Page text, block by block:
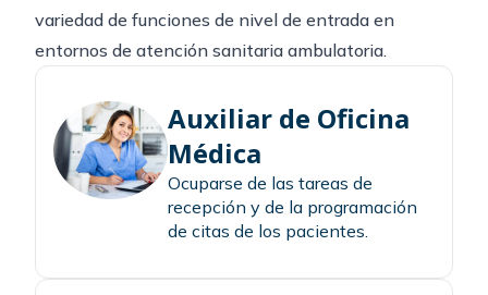
variedad de funciones de nivel de entrada en
entornos de atención sanitaria ambulatoria.
Auxiliar de Oficina
Médica
Ocuparse de las tareas de
recepción y de la programación
de citas de los pacientes.